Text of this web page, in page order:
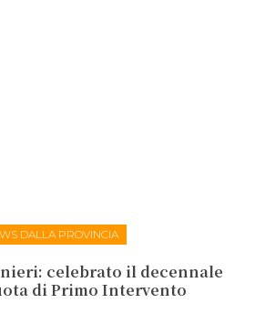
DALLA PROVINCIA
celebrato il decennale
di Primo Intervento